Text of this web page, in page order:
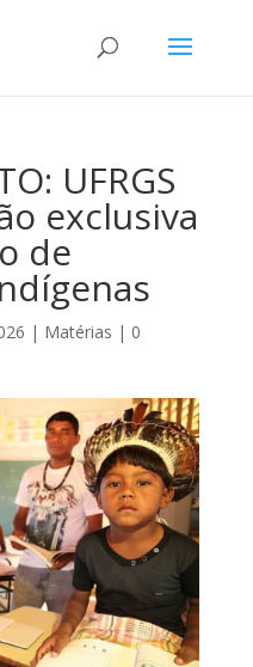
UFRGS
exclusiva
de
| Matérias | 0